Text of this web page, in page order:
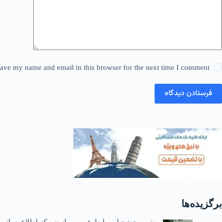
my name and email in this browser for the next time I comment.
فرستادن دیدگاه
برگزیده‌ها